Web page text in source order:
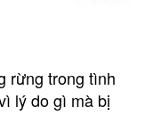
rừng trong tình
lý do gì mà bị